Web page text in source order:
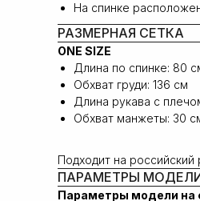
На спинке
РАЗМЕРНАЯ СЕТКА
ONE SIZE
Длина по спинке: 80
Обхват груди: 136 см
Длина рукава с
Обхват манжеты: 30
Подходит на
ПАРАМЕТРЫ
Параметры модели на